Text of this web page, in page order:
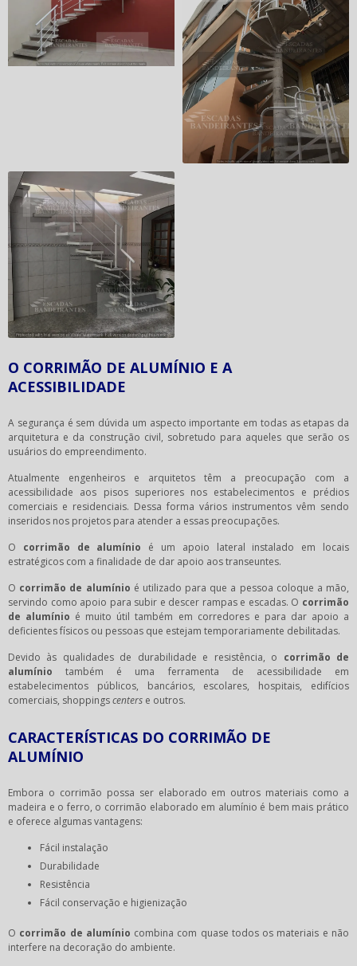
O CORRIMÃO DE ALUMÍNIO E A
ACESSIBILIDADE
A segurança é sem dúvida um aspecto importante em todas as etapas da
arquitetura e da construção civil, sobretudo para aqueles que serão os
usuários do empreendimento.
Atualmente engenheiros e arquitetos têm a preocupação com a
acessibilidade aos pisos superiores nos estabelecimentos e prédios
comerciais e residenciais. Dessa forma vários instrumentos vêm sendo
inseridos nos projetos para atender a essas preocupações.
O corrimão de alumínio é um apoio lateral instalado em locais
estratégicos com a finalidade de dar apoio aos transeuntes.
O corrimão de alumínio é utilizado para que a pessoa coloque a mão,
servindo como apoio para subir e descer rampas e escadas. O corrimão
de alumínio é muito útil também em corredores e para dar apoio a
deficientes físicos ou pessoas que estejam temporariamente debilitadas.
Devido às qualidades de durabilidade e resistência, o corrimão de
alumínio também é uma ferramenta de acessibilidade em
estabelecimentos públicos, bancários, escolares, hospitais, edifícios
comerciais, shoppingscenters e outros.
CARACTERÍSTICAS DO CORRIMÃO DE
ALUMÍNIO
Embora o corrimão possa ser elaborado em outros materiais como a
madeira e o ferro, o corrimão elaborado em alumínio é bem mais prático
e oferece algumas vantagens:
Fácil instalação
Durabilidade
Resistência
Fácil conservação e higienização
O corrimão de alumínio combina com quase todos os materiais e não
interfere na decoração do ambiente.